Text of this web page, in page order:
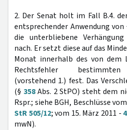
2. Der Senat holt im Fall B.4.
entsprechender Anwendung
die unterbliebene
nach. Er setzt diese auf das
Monat innerhalb des von dem
Rechtsfehler
(vorstehend 1.) fest. Das
(§ 358Abs. 2 StPO) steht dem
Rspr.; siehe BGH, Beschlüsse
StR 505/12; vom 15. März 2011 -
mwN).